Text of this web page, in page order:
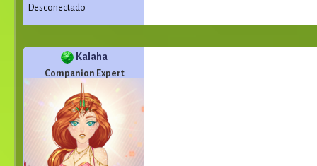
Desconectado
Kalaha
Companion Expert